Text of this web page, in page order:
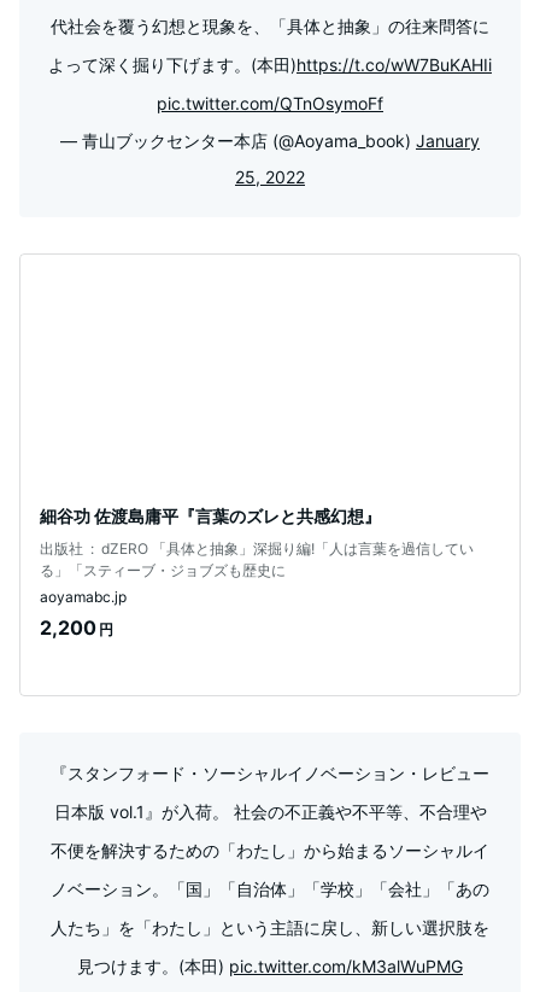
代社会を覆う幻想と現象を、「具体と抽象」の往来問答に
よって深く掘り下げます。(本田)https://t.co/wW7BuKAHIi
pic.twitter.com/QTnOsymoFf
— 青山ブックセンター本店 (@Aoyama_book) January
25, 2022
細谷功 佐渡島庸平『言葉のズレと共感幻想』
出版社 ‏ : ‎ dZERO 「具体と抽象」深掘り編!「人は言葉を過信してい
る」「スティーブ・ジョブズも歴史に
aoyamabc.jp
2,200 円
『スタンフォード・ソーシャルイノベーション・レビュー
日本版 vol.1』が入荷。 社会の不正義や不平等、不合理や
不便を解決するための「わたし」から始まるソーシャルイ
ノベーション。「国」「自治体」「学校」「会社」「あの
人たち」を「わたし」という主語に戻し、新しい選択肢を
見つけます。(本田) pic.twitter.com/kM3alWuPMG